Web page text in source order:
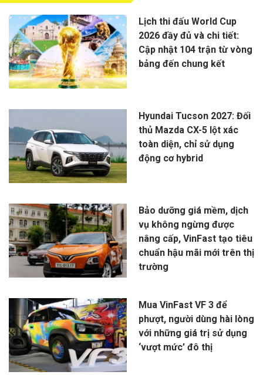
Lịch thi đấu World Cup
2026 đầy đủ và chi tiết:
Cập nhật 104 trận từ vòng
bảng đến chung kết
Hyundai Tucson 2027: Đối
thủ Mazda CX-5 lột xác
toàn diện, chỉ sử dụng
động cơ hybrid
Bảo dưỡng giá mềm, dịch
vụ không ngừng được
nâng cấp, VinFast tạo tiêu
chuẩn hậu mãi mới trên thị
trường
Mua VinFast VF 3 để
phượt, người dùng hài lòng
với những giá trị sử dụng
‘vượt mức’ đô thị